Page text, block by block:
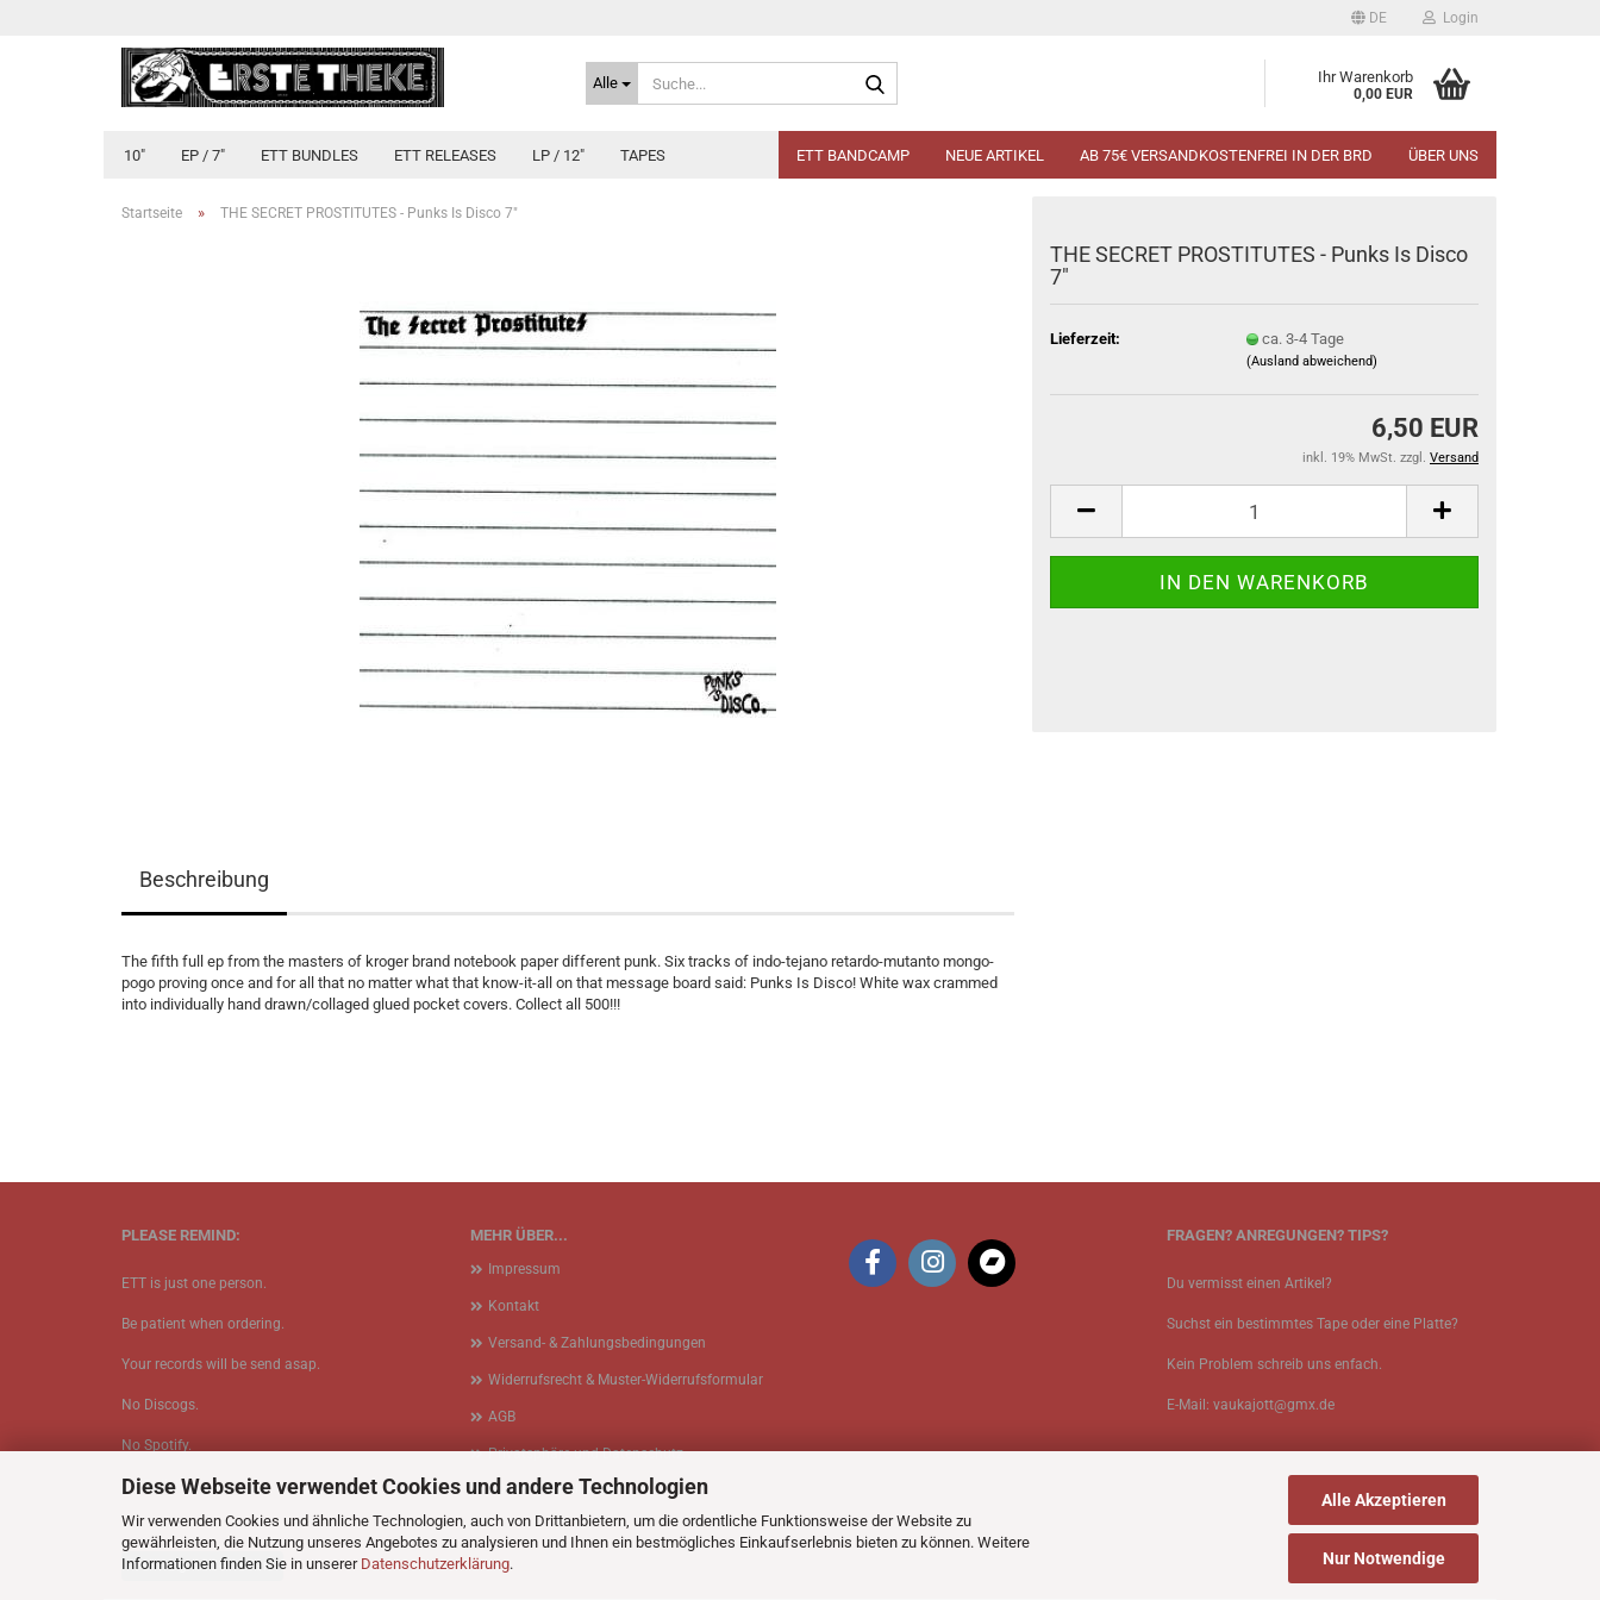
Diese Webseite verwendet Cookies und andere Technologien
Wir verwenden Cookies und ähnliche Technologien, auch von Drittanbietern, um die ordentliche Funktionsweise der Website zu
gewährleisten, die Nutzung unseres Angebotes zu analysieren und Ihnen ein bestmögliches Einkaufserlebnis bieten zu können. Weitere
Informationen finden Sie in unserer Datenschutzerklärung.
Alle Akzeptieren
Nur Notwendige
DE Login
Alle Ihr Warenkorb
0,00 EUR
10" EP / 7" ETT BUNDLES ETT RELEASES LP / 12" TAPES ETT BANDCAMP NEUE ARTIKEL AB 75€ VERSANDKOSTENFREI IN DER BRD ÜBER UNS
Startseite » THE SECRET PROSTITUTES - Punks Is Disco 7"
THE SECRET PROSTITUTES - Punks Is Disco
7"
Lieferzeit: ca. 3-4 Tage
(Ausland abweichend)
6,50 EUR
inkl. 19% MwSt. zzgl. Versand
Beschreibung
The fifth full ep from the masters of kroger brand notebook paper different punk. Six tracks of indo-tejano retardo-mutanto mongo-
pogo proving once and for all that no matter what that know-it-all on that message board said: Punks Is Disco! White wax crammed
into individually hand drawn/collaged glued pocket covers. Collect all 500!!!
MEHR ÜBER...
Impressum
Kontakt
Versand- & Zahlungsbedingungen
Widerrufsrecht & Muster-Widerrufsformular
AGB
Privatsphäre und Datenschutz
Cookie Einstellungen
FRAGEN? ANREGUNGEN? TIPS?
Du vermisst einen Artikel?
Suchst ein bestimmtes Tape oder eine Platte?
Kein Problem schreib uns enfach.
E-Mail: vaukajott@gmx.de
PLEASE REMIND:
ETT is just one person.
Be patient when ordering.
Your records will be send asap.
No Discogs.
No Spotify.
No Bullshit.
Vertrag widerrufen